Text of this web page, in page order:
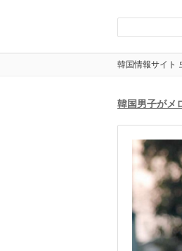
韓国情報サイト
韓国男子がメ